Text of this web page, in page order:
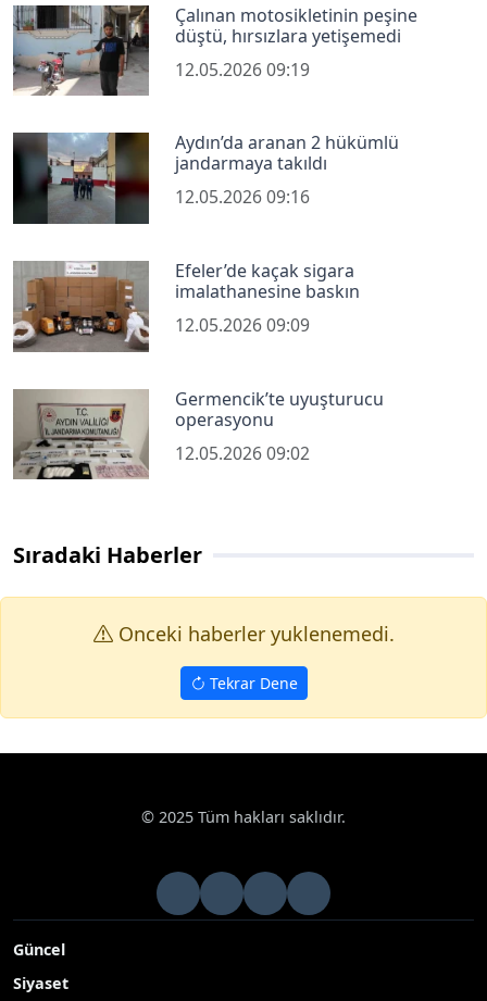
Çalınan motosikletinin peşine
düştü, hırsızlara yetişemedi
12.05.2026 09:19
Aydın’da aranan 2 hükümlü
jandarmaya takıldı
12.05.2026 09:16
Efeler’de kaçak sigara
imalathanesine baskın
12.05.2026 09:09
Germencik’te uyuşturucu
operasyonu
12.05.2026 09:02
Sıradaki Haberler
Onceki haberler yuklenemedi.
Tekrar Dene
© 2025 Tüm hakları saklıdır.
Güncel
Siyaset